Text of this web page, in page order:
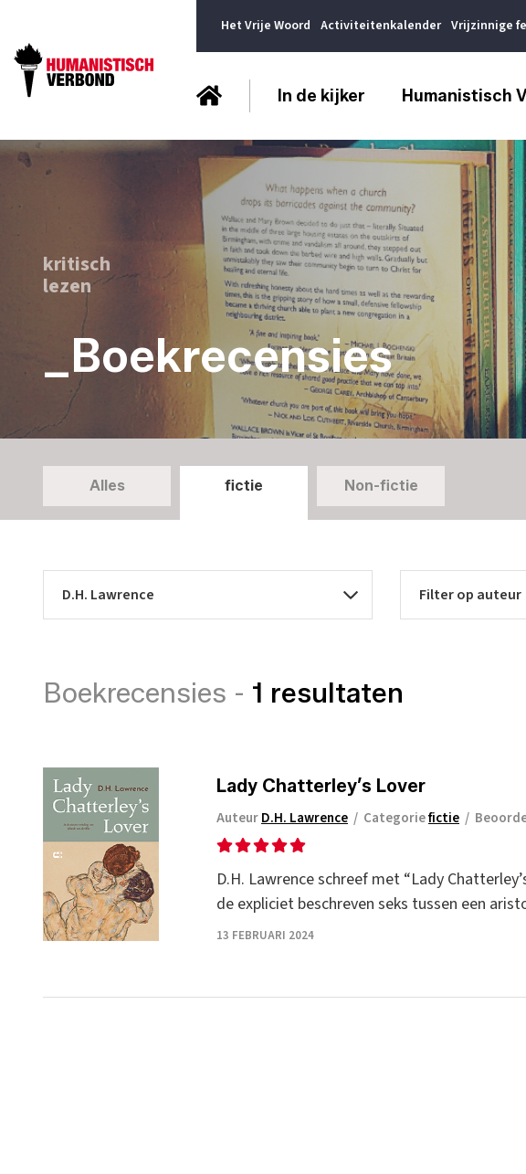
Het Vrije Woord Activiteitenkalender Vrijzinnige
In de kijker Humanistisch
kritisch
lezen
_Boekrecensies
Alles fictie Non-fictie
Boekrecensies - 1 resultaten
Lady Chatterley’s Lover
AuteurD.H. Lawrence / Categoriefictie /
D.H. Lawrence schreef met “Lady
de expliciet beschreven seks tussen een
13 FEBRUARI 2024